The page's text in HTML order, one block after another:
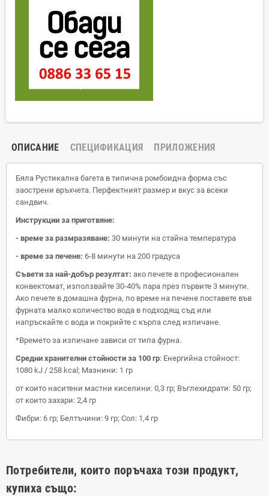
ОПИСАНИЕ СПЕЦИФИКАЦИЯ ПРИЛОЖЕНИЯ
Бяла Рустикална багета в типична ромбоидна форма със
заострени връхчета. Перфектният размер и вкус за всеки
сандвич.
Инструкции за приготвяне:
- време за размразяване: 30 минути на стайна температура
- време за печене: 6-8 минути на 200 градуса
Съвети за най-добър резултат: ако печете в професионален
конвектомат, използвайте 30-40% пара през първите 3 минути.
Ако печете в домашна фурна, по време на печене поставете във
фурната малко количество вода в подходящ съд или
напръскайте с вода и покрийте с кърпа след изпичане.
*Времето за изпичане зависи от типа фурна.
Средни хранителни стойности за 100 гр: Енергийна стойност:
1080 kJ / 258 kcal; Мазнини: 1 гр
от които наситени мастни киселини: 0,3 гр; Въглехидрати: 50 гр;
от които захари: 2,4 гр
Фибри: 6 гр; Белтъчини: 9 гр; Сол: 1,4 гр
Потребители, които поръчаха този продукт,
купиха също: